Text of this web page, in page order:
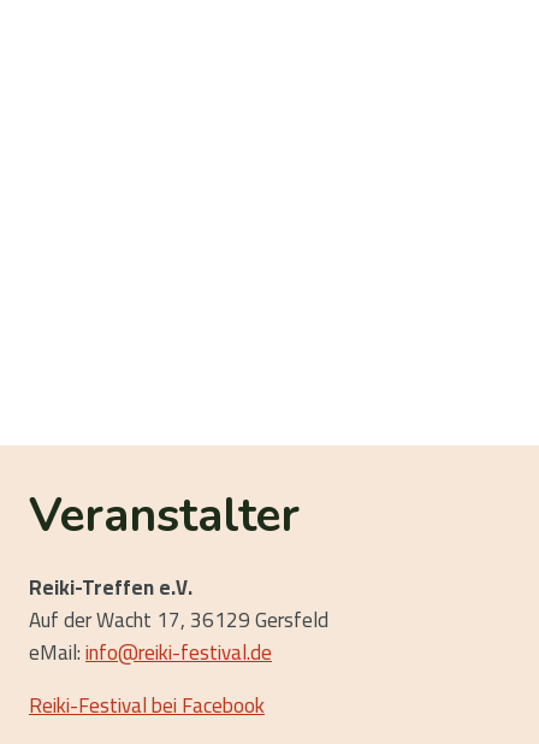
Veranstalter
Reiki-Treffen e.V.
Auf der Wacht 17, 36129 Gersfeld
eMail:info@reiki-festival.de
Reiki-Festival bei Facebook